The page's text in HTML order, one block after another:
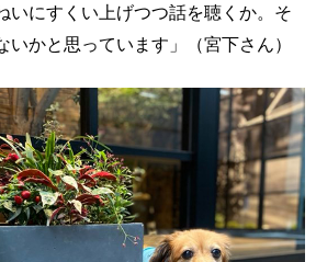
いにすくい上げつつ話を聴くか。そ
いかと思っています」（宮下さん）